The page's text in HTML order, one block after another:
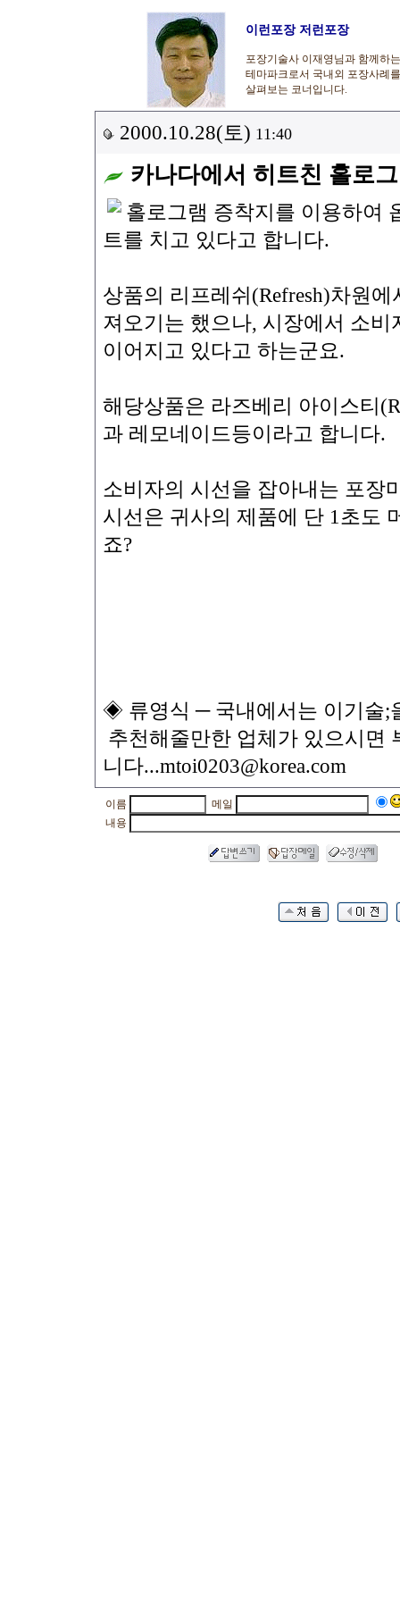
이런포장 저런포장
포장기술사 이재영님과 함께하는
테마파크로서 국내외 포장사례를
살펴보는 코너입니다.
2000.10.28(토) 11:40
카나다에서 히트친 홀로
홀로그램 증착지를 이용하여
트를 치고 있다고 합니다.
상품의 리프레쉬(Refresh)차원
져오기는 했으나, 시장에서 소
이어지고 있다고 하는군요.
해당상품은 라즈베리 아이스티
과 레모네이드등이라고 합니다.
소비자의 시선을 잡아내는 포장
시선은 귀사의 제품에 단 1초도
죠?
◈ 류영식 ─ 국내에서는 이기술;
추천해줄만한 업체가 있으시면
니다...mtoi0203@korea.com
이름
메일
내용